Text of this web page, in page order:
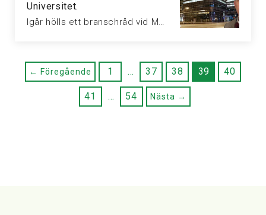
Universitet.
← Föregående 1 … 37 38 39 40
41 … 54 Nästa →